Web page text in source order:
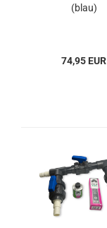
(blau)
74,95 EUR